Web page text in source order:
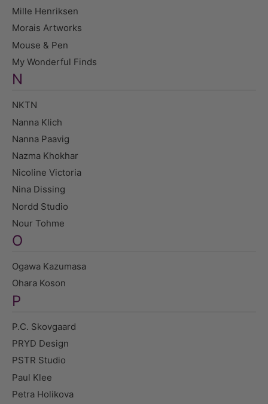
Mille Henriksen
Morais Artworks
Mouse & Pen
My Wonderful Finds
N
NKTN
Nanna Klich
Nanna Paavig
Nazma Khokhar
Nicoline Victoria
Nina Dissing
Nordd Studio
Nour Tohme
O
Ogawa Kazumasa
Ohara Koson
P
P.C. Skovgaard
PRYD Design
PSTR Studio
Paul Klee
Petra Holikova